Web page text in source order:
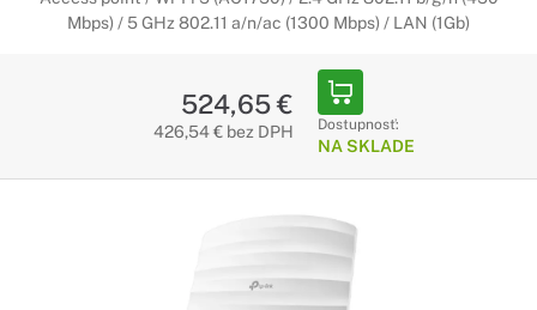
Mbps) / 5 GHz 802.11 a/n/ac (1300 Mbps) / LAN (1Gb)
524,65 €
426,54 € bez DPH Dostupnosť:
NA SKLADE